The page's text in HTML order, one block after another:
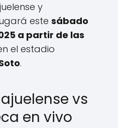
y
este sábado
a partir de las
el estadio
.
vs
en vivo